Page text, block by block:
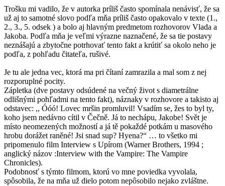
Trošku mi vadilo, že v autorka príliš často spomínala nenávisť, že sa
už aj to samotné slovo podľa mňa príliš často opakovalo v texte (1.,
2., 3., 5. odsek ) a bolo aj hlavným predmetom rozhovorov Vlada a
Jakoba. Podľa mňa je veľmi výrazne naznačené, že sa tie postavy
neznášajú a zbytočne potrhovať tento fakt a krútiť sa okolo neho je
podľa, z pohľadu čitateľa, rušivé.
Je tu ale jedna vec, ktorá ma pri čítaní zamrazila a mal som z nej
rozporuplné pocity.
Zápletka (dve postavy odsúdené na večný život s diametrálne
odlišnými pohľadmi na tento fakt), náznaky v rozhovore a takisto aj
odstavec: ,, Óóó! Lovec mršin promluvil! Vsadím se, žes to byl ty,
koho jsem nedávno cítil v Čečně. Já to nechápu, Jakobe! Svět je
místo neomezených možností a já tě pokaždé potkám u masového
hrobu dorážet raněné! Jsi snad sup? Hyena?“ … to všetko mi
pripomenulo film Interview s Upírom (Warner Brothers, 1994 ;
anglický názov :Interview with the Vampire: The Vampire
Chronicles).
Podobnosť s týmto filmom, ktorú vo mne poviedka vyvolala,
spôsobila, že na mňa už dielo potom nepôsobilo nejako zvláštne.